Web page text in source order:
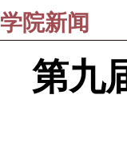
学院新闻
第九